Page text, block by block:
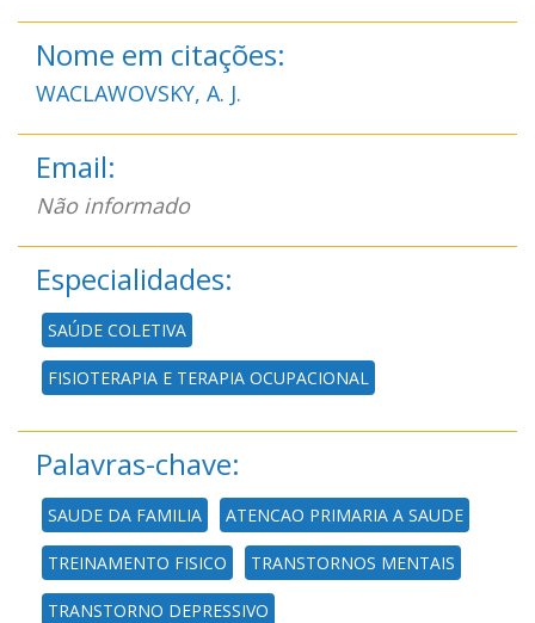
Nome em citações:
WACLAWOVSKY, A. J.
Email:
Não informado
Especialidades:
SAÚDE COLETIVA
FISIOTERAPIA E TERAPIA OCUPACIONAL
Palavras-chave:
SAUDE DA FAMILIA ATENCAO PRIMARIA A SAUDE
TREINAMENTO FISICO TRANSTORNOS MENTAIS
TRANSTORNO DEPRESSIVO